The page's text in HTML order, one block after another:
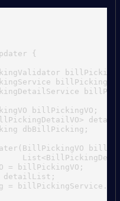
{
billPickingVO;
dbBillPicking;
= billPickingVO;
=